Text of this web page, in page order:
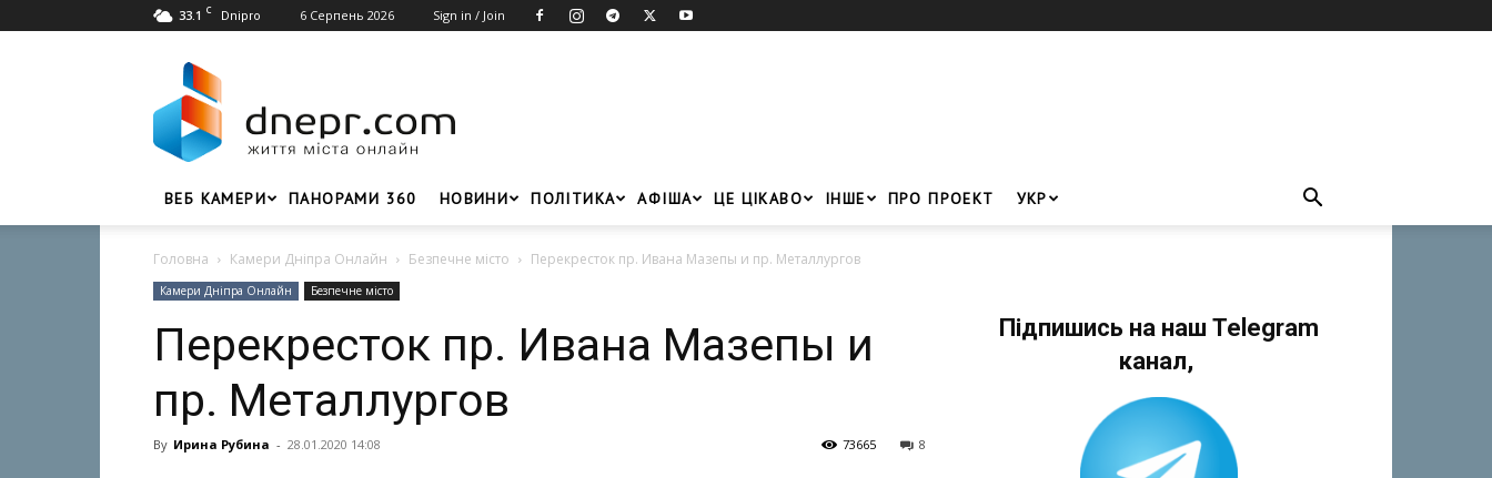
33.1 C Dnipro 6 Серпень 2026 Sign in / Join
Головний
портал
Дніпра
ВЕБ КАМЕРИ ПАНОРАМИ 360 НОВИНИ ПОЛІТИКА АФІША ЦЕ ЦІКАВО ІНШЕ ПРО ПРОЕКТ УКР
Головна Камери Дніпра Онлайн Безпечне місто Перекресток пр. Ивана Мазепы и пр. Металлургов
Камери Дніпра Онлайн Безпечне місто
Перекресток пр. Ивана Мазепы и
пр. Металлургов
By Ирина Рубина - 28.01.2020 14:08 8
73665
Підпишись на наш Telegram
канал,